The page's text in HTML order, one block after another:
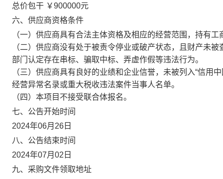
总价包干 ￥900000元
六、供应商资格条件
（一）供应商具有合法主体资格及相应的经营范围，持有
（二）供应商没有处于被责令停业或破产状态，且财产未
部门认定存在串标、骗取中标、弄虚作假等违法行为。
（三）供应商具有良好的业绩和企业信誉，未被列入“信用
经营异常名录或重大税收违法案件当事人名单。
（四）本项目不接受联合体报名。
七、公告开始时间
2024年06月26日
八、公告结束时间
2024年07月02日
九、采购文件领取地址